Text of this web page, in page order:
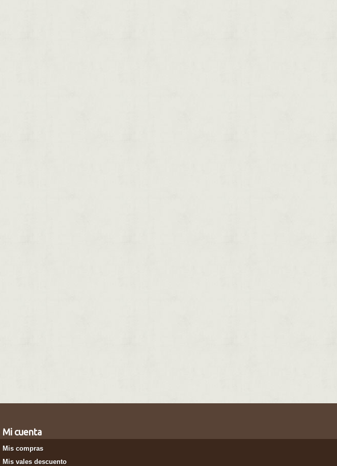
Mi cuenta
Mis compras
Mis vales descuento